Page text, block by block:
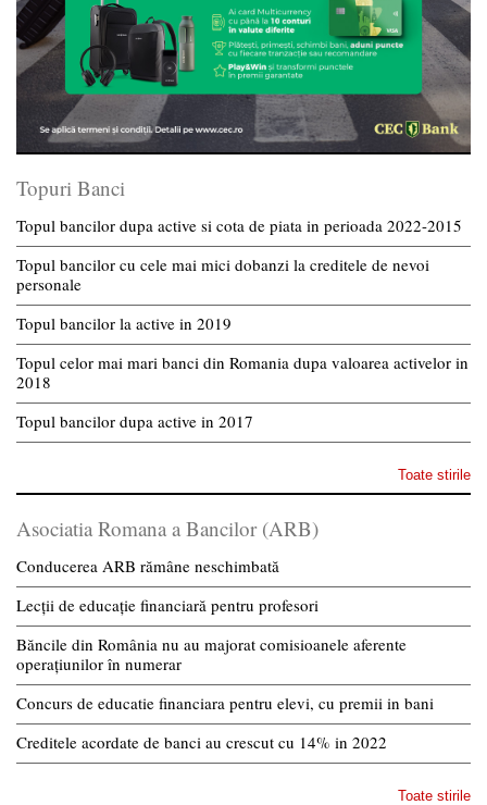
Topuri Banci
Topul bancilor dupa active si cota de piata in perioada 2022-2015
Topul bancilor cu cele mai mici dobanzi la creditele de nevoi
personale
Topul bancilor la active in 2019
Topul celor mai mari banci din Romania dupa valoarea activelor in
2018
Topul bancilor dupa active in 2017
Toate stirile
Asociatia Romana a Bancilor (ARB)
Conducerea ARB rămâne neschimbată
Lecții de educație financiară pentru profesori
Băncile din România nu au majorat comisioanele aferente
operațiunilor în numerar
Concurs de educatie financiara pentru elevi, cu premii in bani
Creditele acordate de banci au crescut cu 14% in 2022
Toate stirile